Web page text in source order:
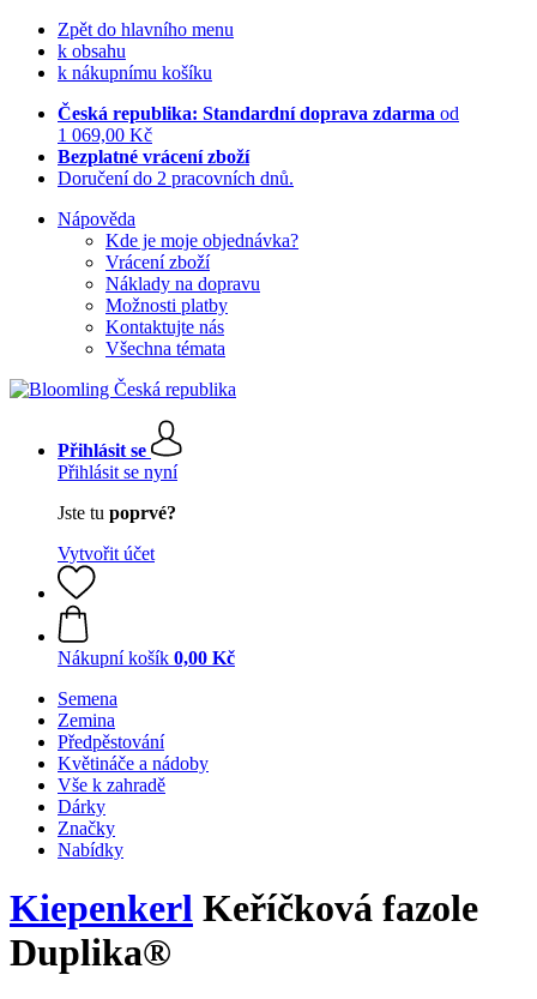
Zpět do hlavního menu
k obsahu
k nákupnímu košíku
Česká republika: Standardní doprava zdarma od
1 069,00 Kč
Bezplatné vrácení zboží
Doručení do 2 pracovních dnů.
Nápověda
Kde je moje objednávka?
Vrácení zboží
Náklady na dopravu
Možnosti platby
Kontaktujte nás
Všechna témata
Přihlásit se
Přihlásit se nyní
Jste tu poprvé?
Vytvořit účet
Nákupní košík 0,00 Kč
Semena
Zemina
Předpěstování
Květináče a nádoby
Vše k zahradě
Dárky
Značky
Nabídky
Kiepenkerl Keříčková fazole
Duplika®